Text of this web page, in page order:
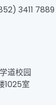
3411 7889
道校园
1025室